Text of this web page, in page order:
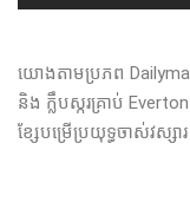
យោងតាមប្រភព​
និង ក្លឹបស្ករគ្រាប់
ខ្សែបម្រើប្រយុទ្ធចាស់វស្